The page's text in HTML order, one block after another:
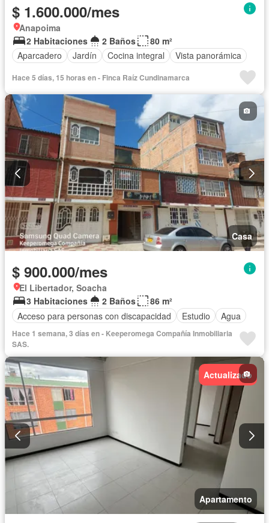
$ 1.600.000/mes
Anapoima
2 Habitaciones
2 Baños
80 m²
Aparcadero
Jardín Cocina integral Vista panorámica
Hace 5 días, 15 horas en - Finca Raíz Cundinamarca
Casa
$ 900.000/mes
El Libertador, Soacha
3 Habitaciones
2 Baños
86 m²
Acceso para personas con discapacidad
Estudio Agua
Hace 1 semana, 3 días en - Keeperomega Compañía Inmobiliaria
SAS.
Actualizado
Apartamento